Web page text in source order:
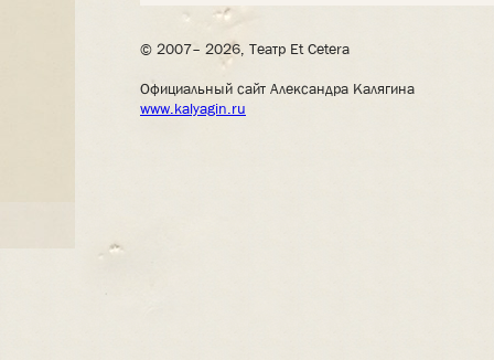
© 2007– 2026, Театр Et Cetera
Официальный сайт Александра Калягина
www.kalyagin.ru